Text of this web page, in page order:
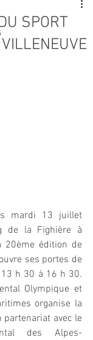
SPORT
mardi 13 juillet
de la Fighière à
20ème édition de
ses portes de
h 30 à 16 h 30.
Olympique et
organise la
partenariat avec le
des Alpes-